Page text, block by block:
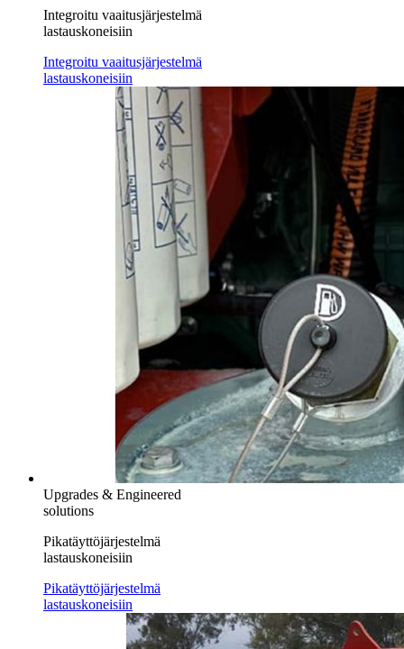
Integroitu vaaitusjärjestelmä
lastauskoneisiin
Integroitu vaaitusjärjestelmä
lastauskoneisiin
Upgrades & Engineered
solutions
Pikatäyttöjärjestelmä
lastauskoneisiin
Pikatäyttöjärjestelmä
lastauskoneisiin